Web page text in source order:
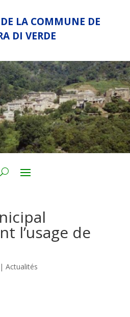
LA COMMUNE DE
DI VERDE
l’usage de
Actualités